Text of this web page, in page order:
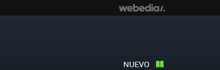
NUEVO